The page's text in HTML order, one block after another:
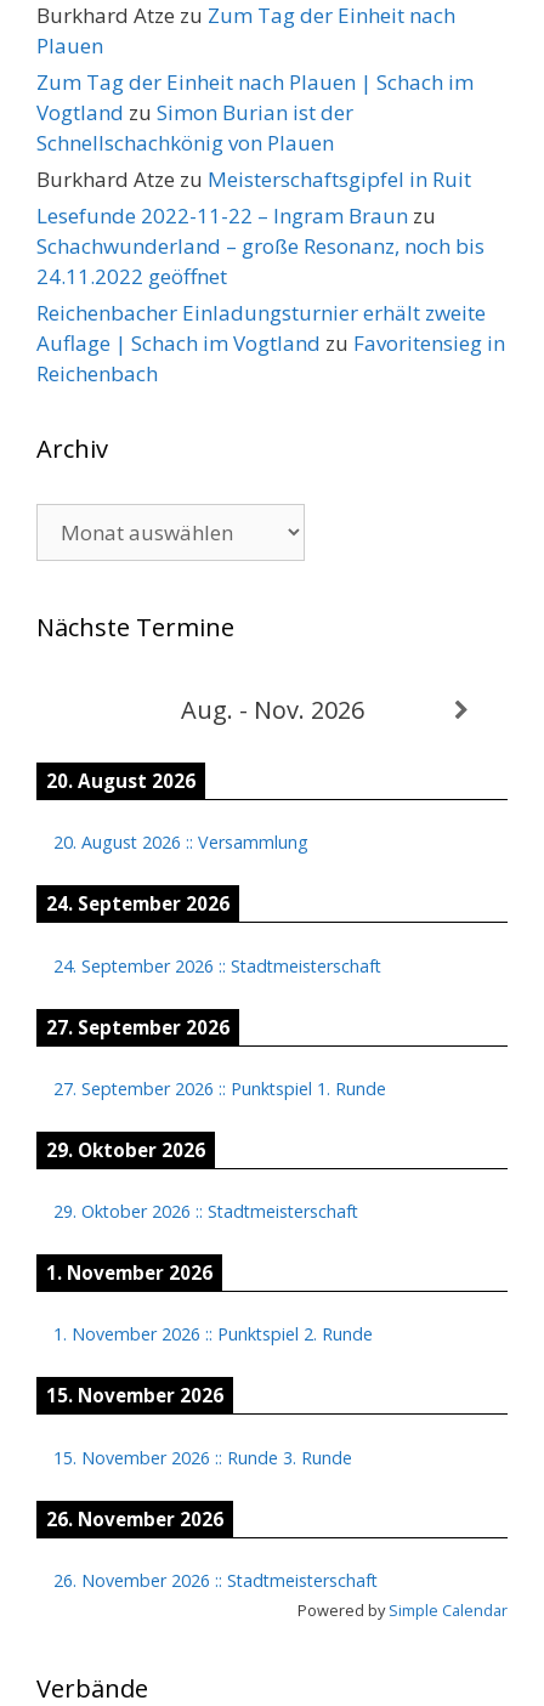
Burkhard Atze zu Zum Tag der Einheit nach
Plauen
Zum Tag der Einheit nach Plauen | Schach im
Vogtland zu Simon Burian ist der
Schnellschachkönig von Plauen
Burkhard Atze zu Meisterschaftsgipfel in Ruit
Lesefunde 2022-11-22 – Ingram Braun zu
Schachwunderland – große Resonanz, noch bis
24.11.2022 geöffnet
Reichenbacher Einladungsturnier erhält zweite
Auflage | Schach im Vogtland zu Favoritensieg in
Reichenbach
Archiv
Nächste Termine
Aug. - Nov. 2026
20. August 2026
20. August 2026 :: Versammlung
24. September 2026
24. September 2026 :: Stadtmeisterschaft
27. September 2026
27. September 2026 :: Punktspiel 1. Runde
29. Oktober 2026
29. Oktober 2026 :: Stadtmeisterschaft
1. November 2026
1. November 2026 :: Punktspiel 2. Runde
15. November 2026
15. November 2026 :: Runde 3. Runde
26. November 2026
26. November 2026 :: Stadtmeisterschaft
Powered bySimple Calendar
Verbände